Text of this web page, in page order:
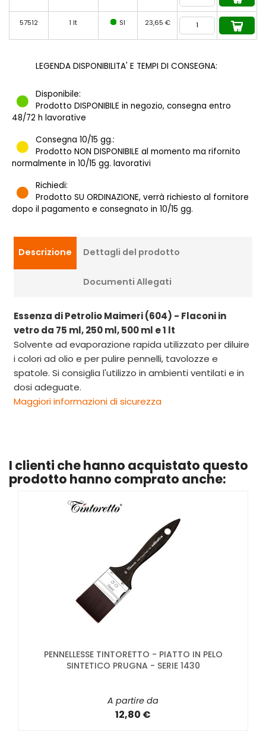
57512 1 lt SI 23,65 €
LEGENDA DISPONIBILITA' E TEMPI DI CONSEGNA:
Disponibile:
Prodotto DISPONIBILE in negozio, consegna entro
48/72 h lavorative
Consegna 10/15 gg.:
Prodotto NON DISPONIBILE al momento ma rifornito
normalmente in 10/15 gg. lavorativi
Richiedi:
Prodotto SU ORDINAZIONE, verrà richiesto al fornitore
dopo il pagamento e consegnato in 10/15 gg.
Descrizione Dettagli del prodotto
Documenti Allegati
Essenza di Petrolio Maimeri (604) - Flaconi in
vetro da 75 ml, 250 ml, 500 ml e 1 lt
Solvente ad evaporazione rapida utilizzato per diluire
i colori ad olio e per pulire pennelli, tavolozze e
spatole. Si consiglia l'utilizzo in ambienti ventilati e in
dosi adeguate.
Maggiori informazioni di sicurezza
I clienti che hanno acquistato questo
prodotto hanno comprato anche:
PENNELLESSE TINTORETTO - PIATTO IN PELO
SINTETICO PRUGNA - SERIE 1430
A partire da
12,80 €